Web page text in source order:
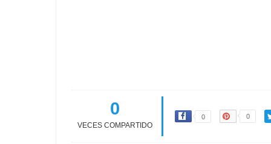
0
VECES COMPARTIDO
0 0